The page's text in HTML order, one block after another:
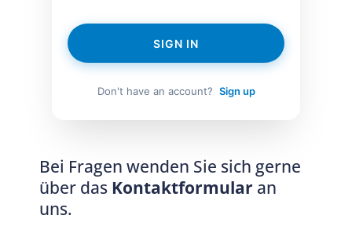
SIGN IN
Don't have an account? Sign up
Bei Fragen wenden Sie sich gerne
über das Kontaktformular an
uns.